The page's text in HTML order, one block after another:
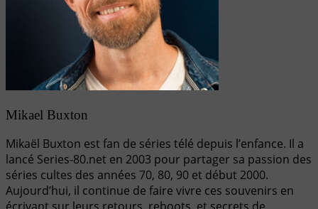
Mikael Buxton
Mikaël Buxton est fan de séries télé depuis l’enfance. Il a
lancé Series-80.net en 2003 pour partager sa passion des
séries cultes des années 70, 80, 90 et début 2000.
Aujourd’hui, il continue de faire vivre ces souvenirs en